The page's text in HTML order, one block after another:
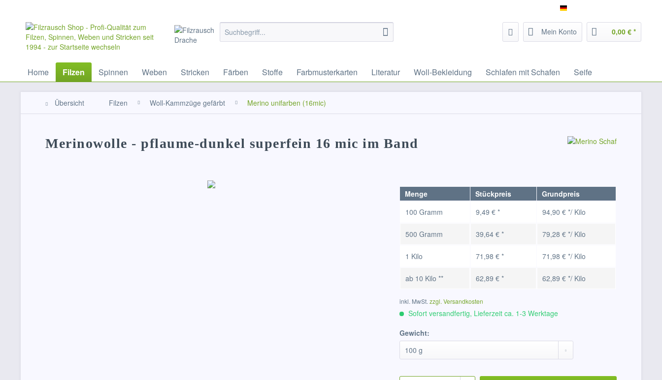
Mein Konto 0,00 € *
Home Filzen Spinnen Weben Stricken Färben Stoffe Farbmusterkarten Literatur Woll-Bekleidung Schlafen mit Schafen Seife
Übersicht Filzen Woll-Kammzüge gefärbt Merino unifarben (16mic)
Merinowolle - pflaume-dunkel superfein 16 mic im Band
Menge Stückpreis
Grundpreis
100 Gramm
9,49 € * 94,90 € */ Kilo
500 Gramm 39,64 € * 79,28 € */ Kilo
1 Kilo 71,98 € * 71,98 € */ Kilo
ab 10 Kilo ** 62,89 € * 62,89 € */ Kilo
inkl. MwSt.zzgl. Versandkosten
Sofort versandfertig, Lieferzeit ca. 1-3 Werktage
Gewicht: